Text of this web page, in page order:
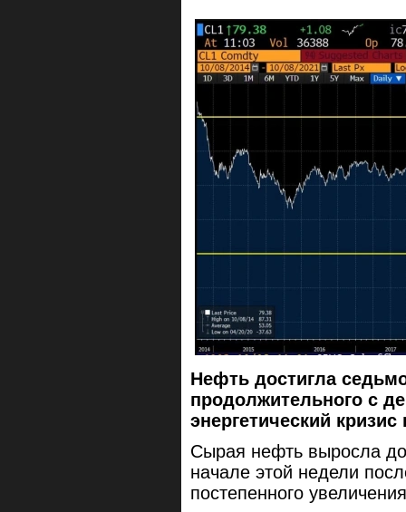
Нефть достигла
продолжительного с
энергетический
Сырая нефть выросла до
начале этой недели
постепенного